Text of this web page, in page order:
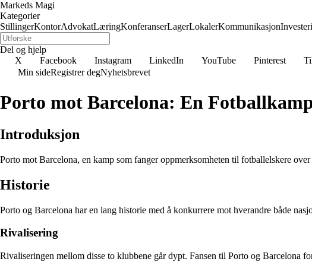
Markeds Magi
Kategorier
StillingerKontorAdvokatLæringKonferanserLagerLokalerKommunikasjon
Del og hjelp
X
Facebook Instagram LinkedIn YouTube Pinterest
Min sideRegistrer degNyhetsbrevet
Porto mot Barcelona: En
Introduksjon
Porto mot Barcelona, en kamp som fanger oppmerksomheten til fotballelskere
Historie
Porto og Barcelona har en lang historie med å konkurrere mot hverandre både
Rivalisering
Rivaliseringen mellom disse to klubbene går dypt. Fansen til Porto og Barcelona